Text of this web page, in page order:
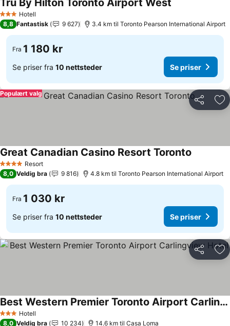
3 StjernerHotell
Tru By Hilton Toronto Airport West
8,8 Fantastisk 9 627 3.4 km til Toronto Pearson International Airport
Fra 1 180 kr
Se priser fra 10 nettsteder Se priser
Del
Populært valg
4 StjernerResort
Great Canadian Casino Resort Toronto
8,0 Veldig bra 9 816 4.8 km til Toronto Pearson International Airport
Fra 1 030 kr
Se priser fra 10 nettsteder Se priser
Del
3 StjernerHotell
Best Western Premier Toronto Airport Carlingview Hotel
8,0 Veldig bra 10 234 14.6 km til Casa Loma